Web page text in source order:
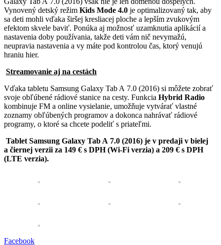
Vynovený detský režim Kids Mode 4.0 je optimalizovaný tak, aby
sa deti mohli vďaka širšej kresliacej ploche a lepším zvukovým
efektom skvele baviť. Ponúka aj možnosť uzamknutia aplikácií a
nastavenia doby používania, takže deti vám nič nevymažú,
neupravia nastavenia a vy máte pod kontrolou čas, ktorý venujú
hraniu hier.
Streamovanie aj na cestách
Vďaka tabletu Samsung Galaxy Tab A 7.0 (2016) si môžete zobrať
svoje obľúbené rádiové stanice na cesty. Funkcia Hybrid Radio
kombinuje FM a online vysielanie, umožňuje vytvárať vlastné
zoznamy obľúbených programov a dokonca nahrávať rádiové
programy, o ktoré sa chcete podeliť s priateľmi.
Tablet Samsung Galaxy Tab A 7.0 (2016) je v predaji v bielej
a čiernej verzii za 149 € s DPH (Wi-Fi verzia) a 209 € s DPH
(LTE verzia).
Facebook